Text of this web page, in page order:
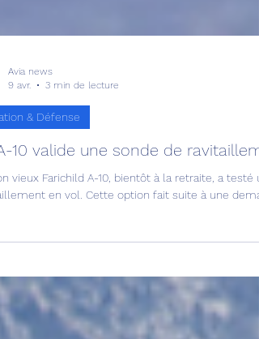
Avia news
9 avr.
3 min de lecture
& Défense
10 valide une sonde de